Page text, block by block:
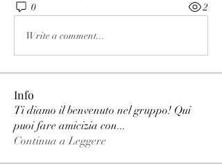
0 2
Write a comment...
Info
Ti diamo il benvenuto nel gruppo! Qui
puoi fare amicizia con...
Continua a Leggere